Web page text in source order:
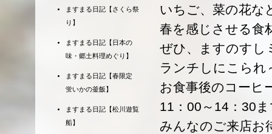
いちご、菜の花な
春を感じさせる食
ぜひ、ますのす
ランチしにこられ
お食事後のコーヒ
11：00～14：30
みんなのご来店お
ますまる日記【さくら祭
り】
ますまる日記【日本の
味・郷土料理めぐり】
ますまる日記【春限定
蛍いかの釜飯】
ますまる日記【松川遊覧
船】